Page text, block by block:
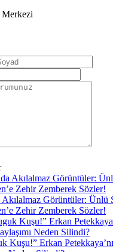
Akılalmaz Görüntüler: Ünlü
Zehir Zemberek Sözler!
Kuşu!” Erkan